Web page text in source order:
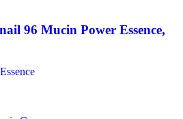
96 Mucin Power Essence,